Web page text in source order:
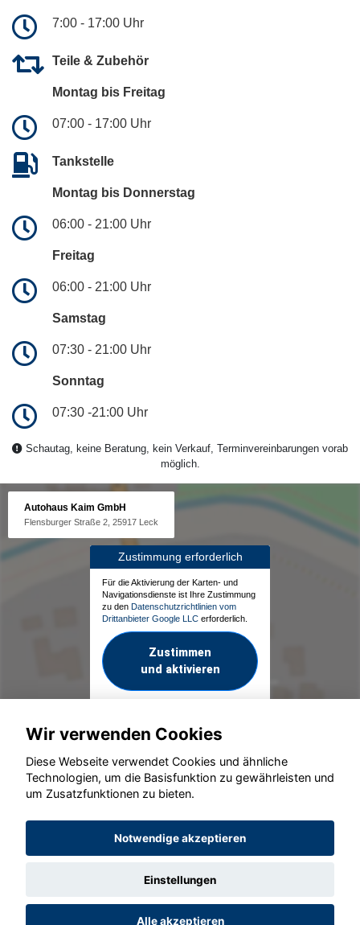
7:00 - 17:00 Uhr
Teile & Zubehör
Montag bis Freitag
07:00 - 17:00 Uhr
Tankstelle
Montag bis Donnerstag
06:00 - 21:00 Uhr
Freitag
06:00 - 21:00 Uhr
Samstag
07:30 - 21:00 Uhr
Sonntag
07:30 -21:00 Uhr
Schautag, keine Beratung, kein Verkauf, Terminvereinbarungen vorab
möglich.
Autohaus Kaim GmbH
Flensburger Straße 2, 25917 Leck
Zustimmung erforderlich
Für die Aktivierung der Karten- und
Navigationsdienste ist Ihre Zustimmung
zu den Datenschutzrichtlinien vom
Drittanbieter Google LLC erforderlich.
Zustimmen
und aktivieren
© konjunkturmotor.de GmbH 2020 - 2026
Wir verwenden Cookies
Diese Webseite verwendet Cookies und ähnliche
Technologien, um die Basisfunktion zu gewährleisten und
um Zusatzfunktionen zu bieten.
Notwendige akzeptieren
Einstellungen
Alle akzeptieren